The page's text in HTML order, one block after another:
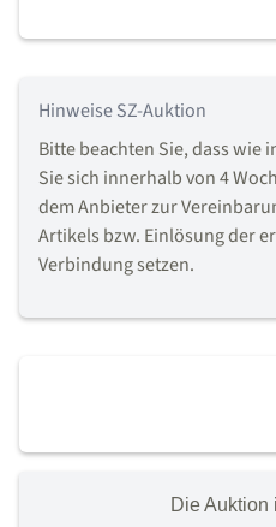
Die Auktion
Hinweise SZ-Auktion
Bitte beachten Sie, dass wie
Sie sich innerhalb von 4
dem Anbieter zur
Artikels bzw. Einlösung der
Verbindung setzen.